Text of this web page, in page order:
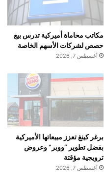
مكاتب محاماة أميركية تدرس بيع
حصص لشركات الأسهم الخاصة
أغسطس 7, 2026
برغر كينغ تعزز مبيعاتها الأميركية
بفضل تطوير “ووبر” وعروض
ترويجية مؤقتة
أغسطس 7, 2026